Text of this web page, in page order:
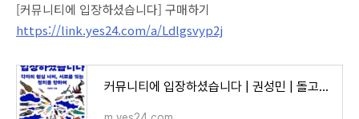
[커뮤니티에 입장하셨습니다] 구매하기
https://link.yes24.com/a/Ldlgsvyp2j
커뮤니티에 입장하셨습니다 | 권성민 | 돌고래 - 예스24